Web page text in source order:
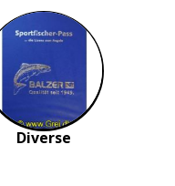
Diverse